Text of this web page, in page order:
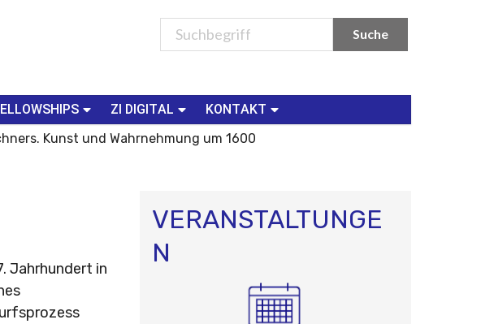
ZI DIGITAL
KONTAKT
Kunst und Wahrnehmung um 1600
Jahrhundert in
VERANSTALTUNGE
N